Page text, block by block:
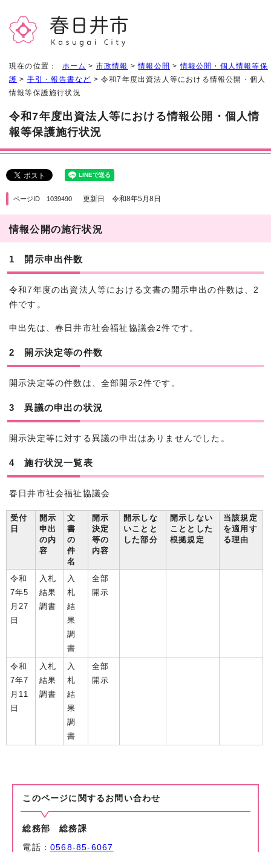
現在の位置： ホーム > 市政情報 >情報公開 >情報公開・個人情報等保
護 > 手引・報告書など > 令和7年度出資法人等における情報公開・個人
情報等保護施行状況
令和7年度出資法人等における情報公開・個人情
報等保護施行状況
ページID 1039490 更新日 令和8年5月8日
情報公開の施行状況
1 開示申出件数
令和7年度の出資法人等における文書の開示申出の件数は、2
件です。
申出先は、春日井市社会福祉協議会2件です。
2 開示決定等の件数
開示決定等の件数は、全部開示2件です。
3 異議の申出の状況
開示決定等に対する異議の申出はありませんでした。
4 施行状況一覧表
春日井市社会福祉協議会
受付
日
開示
申出
の内
容
文
書
の
件
名
開示
決定
等の
内容
開示しな
いことと
した部分
開示しない
こととした
根拠規定
当該規定
を適用す
る理由
令和
7年5
月27
日
入札
結果
調書
入
札
結
果
調
書
全部
開示
令和
7年7
月11
日
入札
結果
調書
入
札
結
果
調
書
全部
開示
このページに関する お問い合わせ
総務部 総務課
電話：0568-85-6067